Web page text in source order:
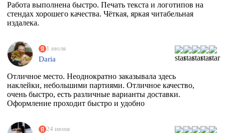
Работа выполнена быстро. Печать текста и логотипов на
стендах хорошего качества. Чёткая, яркая читабельная
издалека.
1 июля
Daria
Отличное место. Неоднократно заказывала здесь
наклейки, небольшими партиями. Отличное качество,
очень быстро, есть различные варианты доставки.
Оформление проходит быстро и удобно
24 июня